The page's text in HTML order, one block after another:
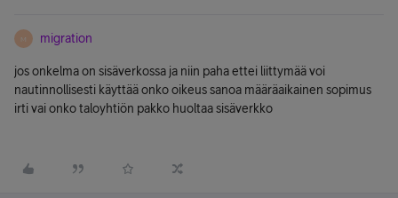
M migration
jos onkelma on sisäverkossa ja niin paha ettei liittymää voi
nautinnollisesti käyttää onko oikeus sanoa määräaikainen sopimus
irti vai onko taloyhtiön pakko huoltaa sisäverkko